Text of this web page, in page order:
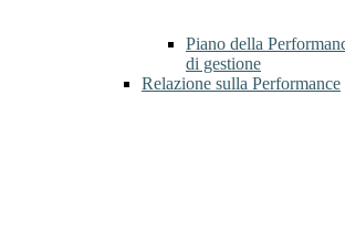
Piano della
di gestione
Relazione sulla Performance